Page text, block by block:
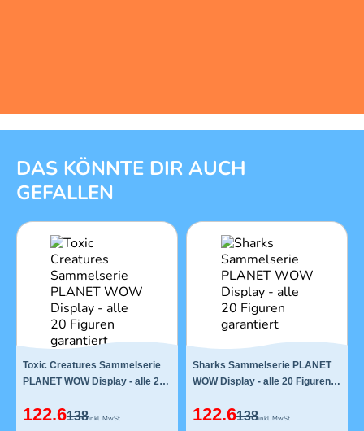
1 von 12
DAS KÖNNTE DIR AUCH
GEFALLEN
Toxic Creatures Sammelserie
PLANET WOW Display - alle 20
122.6138inkl. MwSt.
Sharks Sammelserie PLANET
WOW Display - alle 20 Figuren
122.6138inkl. MwSt.